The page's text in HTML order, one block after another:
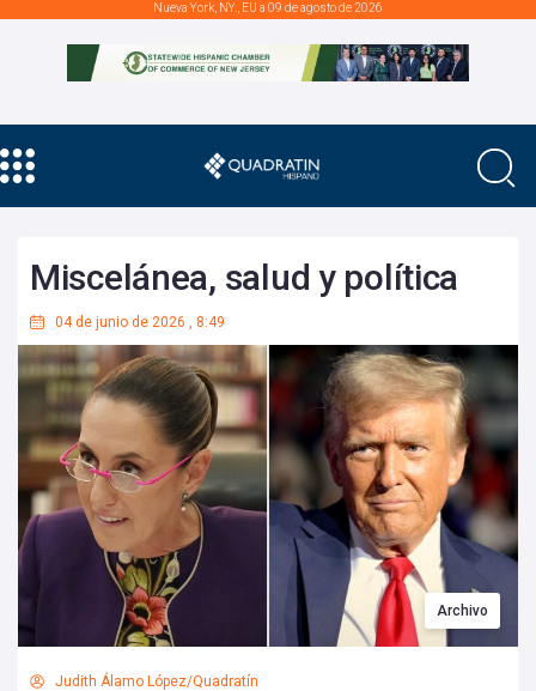
Nueva York, NY., EU a 09 de agosto de 2026
Miscelánea, salud y política
04 de junio de 2026 , 8:49
Archivo
Judith Álamo López/Quadratín